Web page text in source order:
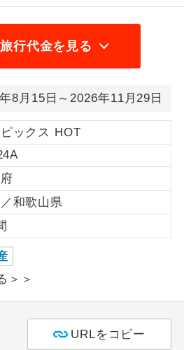
行代金を見る
8月15日～2026年11月29日
ピックス HOT
和歌山県
＞＞
URLをコピー
様から出発可能な個人型プランで
す。
様1室利用でも追加料金がかからない
スです。
婦限定でご参加いただけるコースで
限定でご参加いただけるコースで
加にあたり年齢に制限があるコース
。
航空会社が指定なので、ご出発の計
とても便利です。
介するホテルを指定したコースで